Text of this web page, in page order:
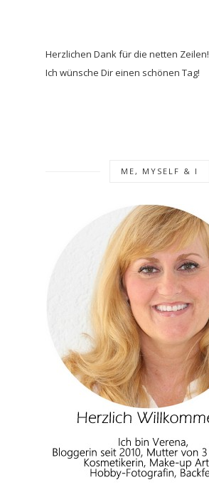
Herzlichen Dank für die netten Zeilen!
Ich wünsche Dir einen schönen Tag!
ME, MYSELF & I